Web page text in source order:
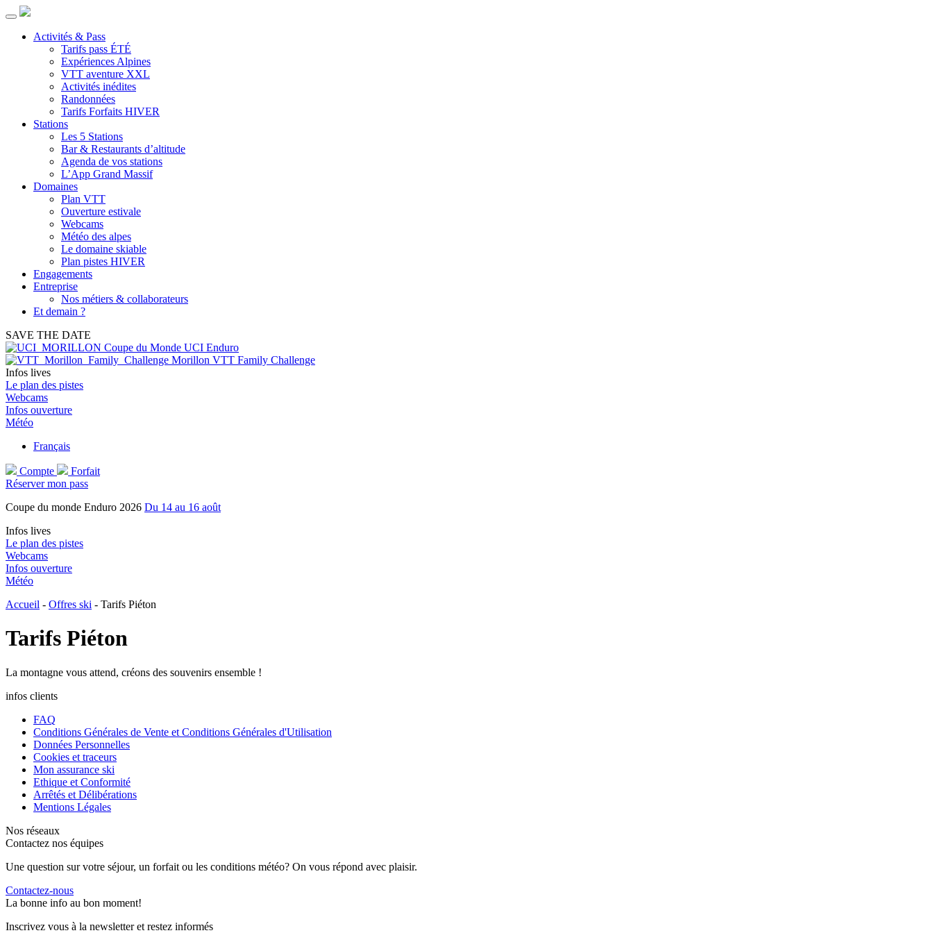
Activités & Pass
Tarifs pass ÉTÉ
Expériences Alpines
VTT aventure XXL
Activités inédites
Randonnées
Tarifs Forfaits HIVER
Stations
Les 5 Stations
Bar & Restaurants d’altitude
Agenda de vos stations
L’App Grand Massif
Domaines
Plan VTT
Ouverture estivale
Webcams
Météo des alpes
Le domaine skiable
Plan pistes HIVER
Engagements
Entreprise
Nos métiers & collaborateurs
Et demain ?
SAVE THE DATE
Coupe du Monde UCI Enduro
Morillon VTT Family Challenge
Infos lives
Le plan des pistes
Webcams
Infos ouverture
Météo
Français
Compte
Forfait
Réserver mon pass
Coupe du monde Enduro 2026 Du 14 au 16 août
Infos lives
Le plan des pistes
Webcams
Infos ouverture
Météo
Accueil - Offres ski - Tarifs Piéton
Tarifs Piéton
La montagne vous attend, créons des souvenirs ensemble !
infos clients
FAQ
Conditions Générales de Vente et Conditions Générales d'Utilisation
Données Personnelles
Cookies et traceurs
Mon assurance ski
Ethique et Conformité
Arrêtés et Délibérations
Mentions Légales
Nos réseaux
Contactez nos équipes
Une question sur votre séjour, un forfait ou les conditions météo? On vous répond avec plaisir.
Contactez-nous
La bonne info au bon moment!
Inscrivez vous à la newsletter et restez informés